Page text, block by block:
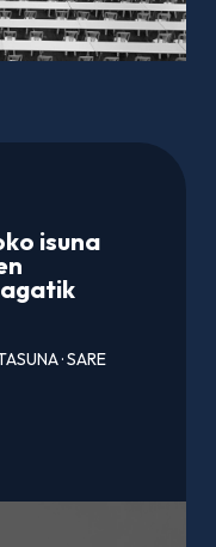
isuna
·SARE